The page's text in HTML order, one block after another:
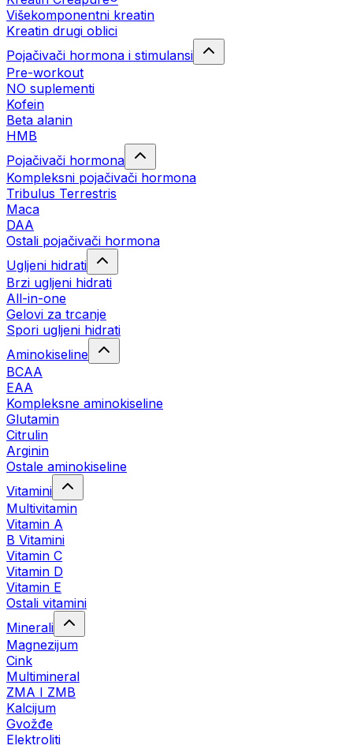
Višekomponentni kreatin
Kreatin drugi oblici
Pojačivači hormona i stimulansi
Pre-workout
NO suplementi
Kofein
Beta alanin
HMB
Pojačivači hormona
Kompleksni pojačivači hormona
Tribulus Terrestris
Maca
DAA
Ostali pojačivači hormona
Ugljeni hidrati
Brzi ugljeni hidrati
All-in-one
Gelovi za trcanje
Spori ugljeni hidrati
Aminokiseline
BCAA
ЕАА
Kompleksne aminokiseline
Glutamin
Citrulin
Arginin
Ostale aminokiseline
Vitamini
Multivitamin
Vitamin A
B Vitamini
Vitamin C
Vitamin D
Vitamin E
Ostali vitamini
Minerali
Magnezijum
Cink
Multimineral
ZMA I ZMB
Kalcijum
Gvožđe
Elektroliti